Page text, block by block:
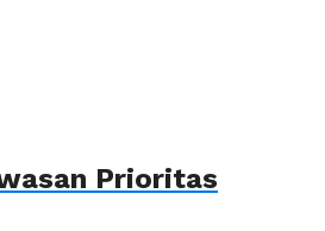
Prioritas